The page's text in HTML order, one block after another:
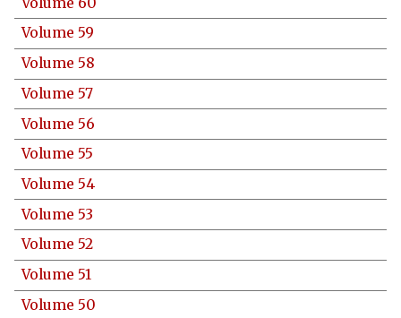
Volume 59
Volume 58
Volume 57
Volume 56
Volume 55
Volume 54
Volume 53
Volume 52
Volume 51
Volume 50